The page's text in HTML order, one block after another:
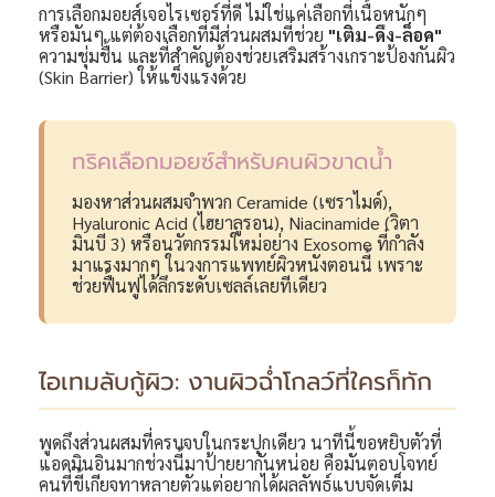
การเลือกมอยส์เจอไรเซอร์ที่ดี ไม่ใช่แค่เลือกที่เนื้อหนักๆ
หรือมันๆ แต่ต้องเลือกที่มีส่วนผสมที่ช่วย "เติม-ดึง-ล็อค"
ความชุ่มชื้น และที่สำคัญต้องช่วยเสริมสร้างเกราะป้องกันผิว
(Skin Barrier) ให้แข็งแรงด้วย
ทริคเลือกมอยซ์สำหรับคนผิวขาดน้ำ
มองหาส่วนผสมจำพวก Ceramide (เซราไมด์),
Hyaluronic Acid (ไฮยาลูรอน), Niacinamide (วิตา
มินบี 3) หรือนวัตกรรมใหม่อย่าง Exosome ที่กำลัง
มาแรงมากๆ ในวงการแพทย์ผิวหนังตอนนี้ เพราะ
ช่วยฟื้นฟูได้ลึกระดับเซลล์เลยทีเดียว
ไอเทมลับกู้ผิว: งานผิวฉ่ำโกลว์ที่ใครก็ทัก
พูดถึงส่วนผสมที่ครบจบในกระปุกเดียว นาทีนี้ขอหยิบตัวที่
แอดมินอินมากช่วงนี้มาป้ายยากันหน่อย คือมันตอบโจทย์
คนที่ขี้เกียจทาหลายตัวแต่อยากได้ผลลัพธ์แบบจัดเต็ม